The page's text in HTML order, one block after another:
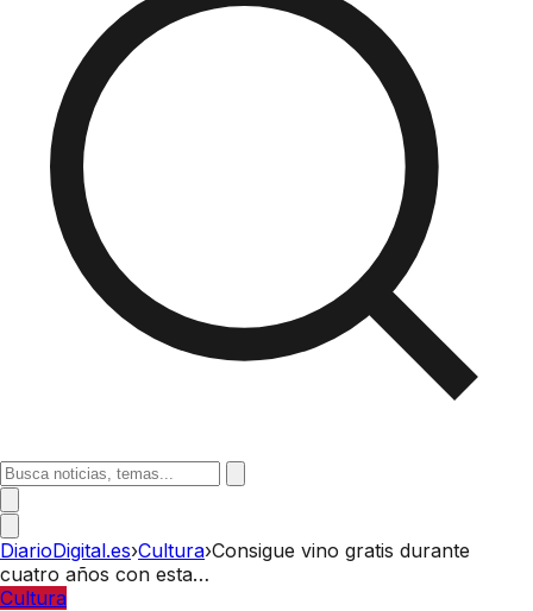
DiarioDigital.es›Cultura›Consigue vino gratis durante
cuatro años con esta…
Cultura